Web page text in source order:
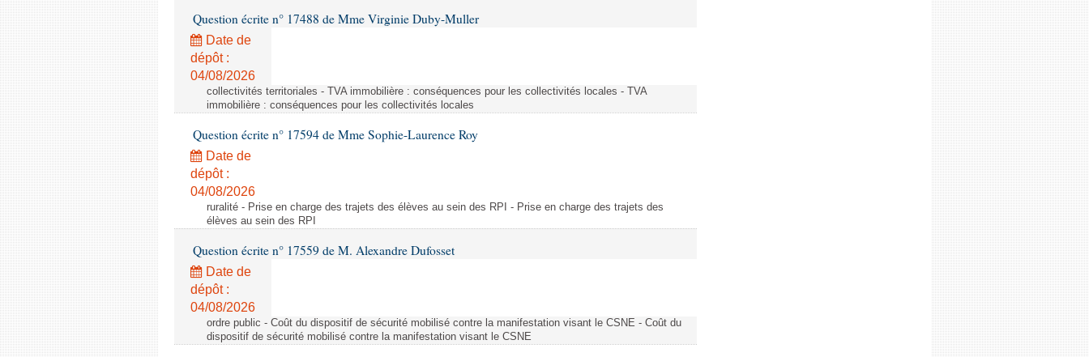
Question écrite n° 17488 de Mme Virginie Duby-Muller
Date de
dépôt :
04/08/2026
collectivités territoriales - TVA immobilière : conséquences pour les collectivités locales - TVA
immobilière : conséquences pour les collectivités locales
Question écrite n° 17594 de Mme Sophie-Laurence Roy
Date de
dépôt :
04/08/2026
ruralité - Prise en charge des trajets des élèves au sein des RPI - Prise en charge des trajets des
élèves au sein des RPI
Question écrite n° 17559 de M. Alexandre Dufosset
Date de
dépôt :
04/08/2026
ordre public - Coût du dispositif de sécurité mobilisé contre la manifestation visant le CSNE - Coût du
dispositif de sécurité mobilisé contre la manifestation visant le CSNE